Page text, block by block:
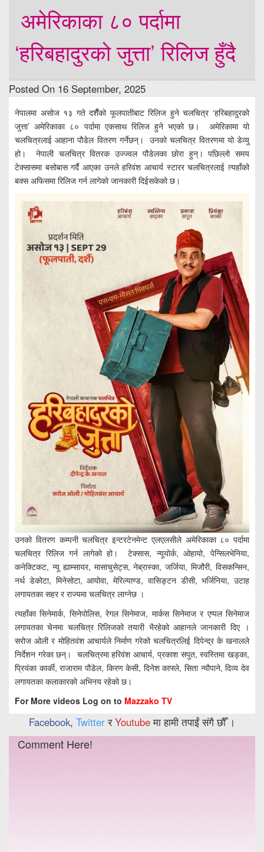
अमेरिकाका ८० पर्दामा
‘हरिबहादुरको जुत्ता’ रिलिज हुँदै
Posted On 16 September, 2025
नेपालमा असोज १३ गते दशैँको फूलपातीबाट रिलिज हुने चलचित्र ‘हरिबहादुरको
जुत्ता’ अमेरिकाका ८० पर्दामा एकसाथ रिलिज हुने भएको छ। अमेरिकामा यो
चलचित्रलाई आहाना पौडेल वितरण गर्नेछन्। उनको चलचित्र वितरणमा यो डेव्यु
हो। नेपाली चलचित्र वितरक उज्ज्वल पौडेलका छोरा हुन्। पछिल्लो समय
टेक्सासमा बसोबास गर्दै आएका उनले हरिवंश आचार्य स्टारर चलचित्रलाई त्यहाँको
बक्स अफिसमा रिलिज गर्न लागेको जानकारी दिईसकेको छ।
उनको वितरण कम्पनी चलचित्र इन्टरटेनमेन्ट एलएलसीले अमेरिकाका ८० पर्दामा
चलचित्र रिलिज गर्न लागेको हो। टेक्सास, न्यूयोर्क, ओहायो, पेन्सिलभेनिया,
कनेक्टिकट, न्यू ह्याम्सायर, मासाचुसेट्स, नेब्रास्का, जर्जिया, मिजौरी, विसकन्सिन,
नर्थ डेकोटा, मिनेसोटा, आयोवा, मेरिल्याण्ड, वासिङ्टन डीसी, भर्जिनिया, उटाह
लगायतका सहर र राज्यमा चलचित्र लाग्नेछ ।
त्यहाँका सिनेमार्क, सिनेपोलिस, रेगल सिनेमाज, मार्कस सिनेमाज र एप्पल सिनेमाज
लगायतका चेनमा चलचित्र रिलिजको तयारी भैरहेको आहानले जानकारी दिए ।
सरोज ओली र मोहितवंश आचार्यले निर्माण गरेको चलचित्रलिई दिपेन्द्र के खनालले
निर्देशन गरेका छन्। चलचित्रमा हरिवंश आचार्य, प्रकाश सपुत, स्वस्तिमा खड्का,
प्रियंका कार्की, राजाराम पौडेल, किरण केसी, दिनेश काफ्ले, सिता न्यौपाने, दिव्य देव
लगायतका कलाकारको अभिनय रहेको छ।
For More videos Log on to Mazzako TV
Facebook, TwitterरYoutubeमा हामी तपाईं संगै छौँ ।
Comment Here!